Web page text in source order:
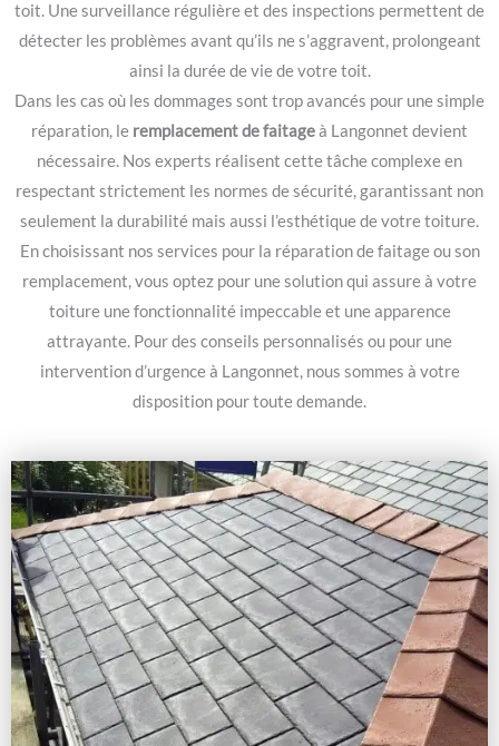
toit. Une surveillance régulière et des inspections permettent de
détecter les problèmes avant qu’ils ne s’aggravent, prolongeant
ainsi la durée de vie de votre toit.
Dans les cas où les dommages sont trop avancés pour une simple
réparation, le remplacement de faitageà Langonnet devient
nécessaire. Nos experts réalisent cette tâche complexe en
respectant strictement les normes de sécurité, garantissant non
seulement la durabilité mais aussi l’esthétique de votre toiture.
En choisissant nos services pour la réparation de faitage ou son
remplacement, vous optez pour une solution qui assure à votre
toiture une fonctionnalité impeccable et une apparence
attrayante. Pour des conseils personnalisés ou pour une
intervention d’urgence à Langonnet, nous sommes à votre
disposition pour toute demande.